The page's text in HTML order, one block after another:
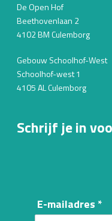
De Open Hof
Beethovenlaan 2
4102 BM Culemborg
Gebouw Schoolhof-West
Schoolhof-west 1
4105 AL Culemborg
Schrijf je in
E-mailadres *